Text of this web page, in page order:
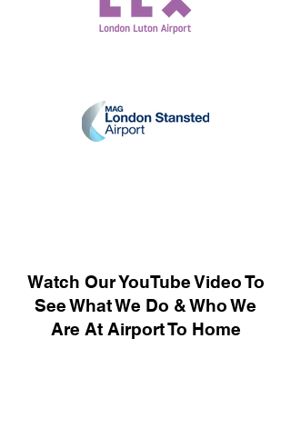
Watch Our YouTube Video To
See What We Do & Who We
Are At Airport To Home